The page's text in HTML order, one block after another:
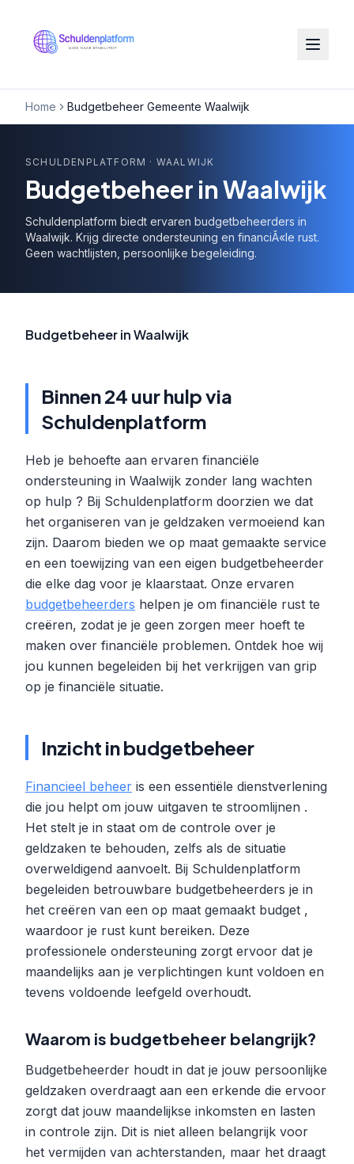
Home Budgetbeheer Gemeente Waalwijk
SCHULDENPLATFORM · WAALWIJK
Budgetbeheer in Waalwijk
Schuldenplatform biedt ervaren budgetbeheerders in
Waalwijk. Krijg directe ondersteuning en financiÃ«le rust.
Geen wachtlijsten, persoonlijke begeleiding.
Budgetbeheer in Waalwijk
Binnen 24 uur hulp via
Schuldenplatform
Heb je behoefte aan ervaren financiële
ondersteuning in Waalwijk zonder lang wachten
op hulp ? Bij Schuldenplatform doorzien we dat
het organiseren van je geldzaken vermoeiend kan
zijn. Daarom bieden we op maat gemaakte service
en een toewijzing van een eigen budgetbeheerder
die elke dag voor je klaarstaat. Onze ervaren
budgetbeheerders helpen je om financiële rust te
creëren, zodat je je geen zorgen meer hoeft te
maken over financiële problemen. Ontdek hoe wij
jou kunnen begeleiden bij het verkrijgen van grip
op je financiële situatie.
Inzicht in budgetbeheer
Financieel beheer is een essentiële dienstverlening
die jou helpt om jouw uitgaven te stroomlijnen .
Het stelt je in staat om de controle over je
geldzaken te behouden, zelfs als de situatie
overweldigend aanvoelt. Bij Schuldenplatform
begeleiden betrouwbare budgetbeheerders je in
het creëren van een op maat gemaakt budget ,
waardoor je rust kunt bereiken. Deze
professionele ondersteuning zorgt ervoor dat je
maandelijks aan je verplichtingen kunt voldoen en
tevens voldoende leefgeld overhoudt.
Waarom is budgetbeheer belangrijk?
Budgetbeheerder houdt in dat je jouw persoonlijke
geldzaken overdraagt aan een erkende die ervoor
zorgt dat jouw maandelijkse inkomsten en lasten
in controle zijn. Dit is niet alleen belangrijk voor
het vermijden van achterstanden, maar het draagt